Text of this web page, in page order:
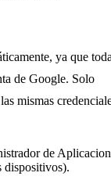
ya que
de Google. Solo
mismas
de
dispositivos).